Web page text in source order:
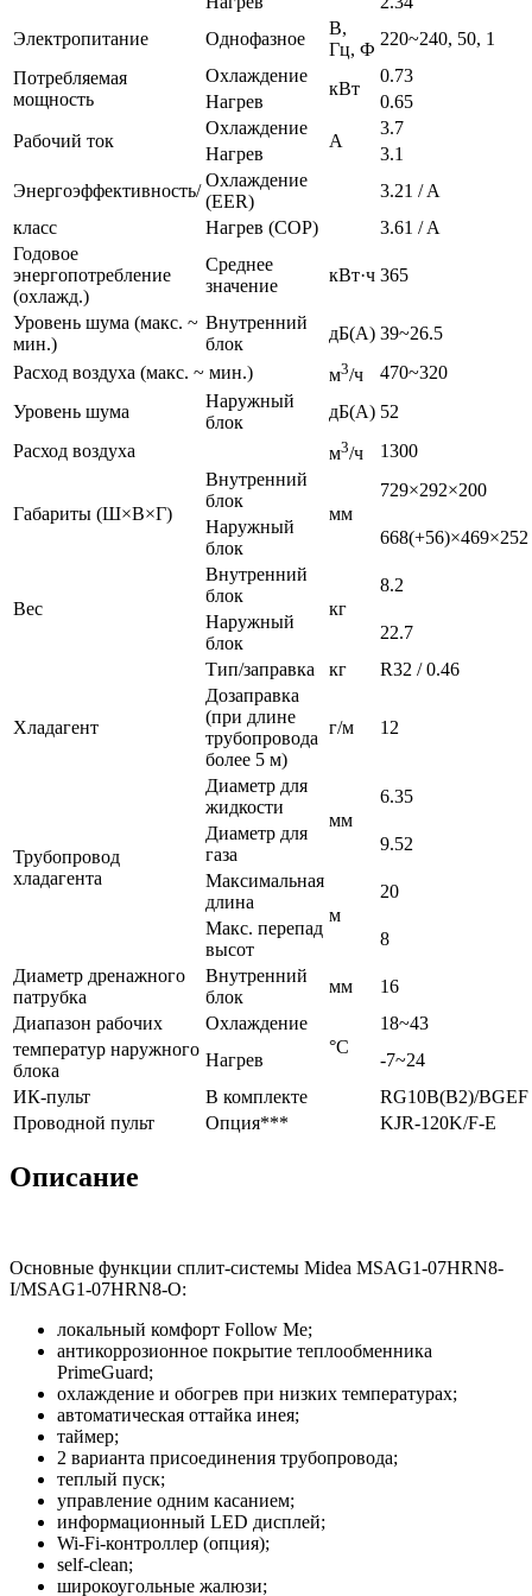
Электропитание
Однофазное
В,
Гц, Ф
220~240, 50, 1
Потребляемая
мощность
Охлаждение
кВт
0.73
Нагрев
0.65
Рабочий ток
Охлаждение
A
3.7
Нагрев
3.1
Энергоэффективность/
Охлаждение
(EER)
3.21 / A
класс
Нагрев (СОР)
3.61 / A
Годовое
энергопотребление
(охлажд.)
Среднее
значение
кВт·ч 365
Уровень шума (макс. ~
мин.)
Внутренний
блок
дБ(А) 39~26.5
Расход воздуха (макс. ~ мин.) м3/ч
470~320
Уровень шума
Наружный
блок
дБ(А) 52
Расход воздуха
м3/ч 1300
Габариты (Ш×В×Г)
Внутренний
блок
мм
729×292×200
Наружный
блок
668(+56)×469×252
Вес
Внутренний
блок
кг
8.2
Наружный
блок
22.7
Тип/заправка
кг R32 / 0.46
Хладагент
Дозаправка
(при длине
трубопровода
более 5 м)
г/м 12
Диаметр для
жидкости
мм
6.35
Трубопровод
хладагента
Диаметр для
газа
9.52
Максимальная
длина
м
20
Макс. перепад
высот
8
Диаметр дренажного
патрубка
Внутренний
блок
мм
16
Диапазон рабочих
Охлаждение
°С
18~43
температур наружного
блока
Нагрев
-7~24
ИК-пульт
В комплекте
RG10B(B2)/BGEF
Проводной пульт
Опция*** KJR-120K/F-E
Описание
Основные функции сплит-системы Midea MSAG1-07HRN8-
I/MSAG1-07HRN8-O:
локальный комфорт Follow Me;
антикоррозионное покрытие теплообменника
PrimeGuard;
охлаждение и обогрев при низких температурах;
автоматическая оттайка инея;
таймер;
2 варианта присоединения трубопровода;
теплый пуск;
управление одним касанием;
информационный LED дисплей;
Wi-Fi-контроллер (опция);
self-clean;
широкоугольные жалюзи;